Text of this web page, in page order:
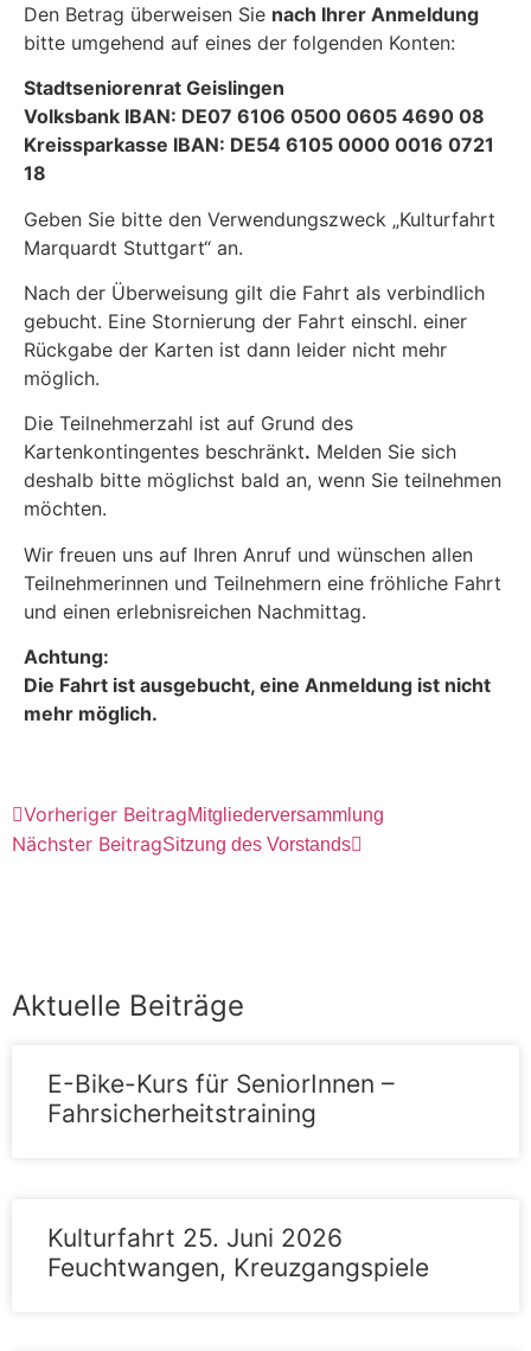
Den Betrag überweisen Sie nach Ihrer Anmeldung
bitte umgehend auf eines der folgenden Konten:
Stadtseniorenrat Geislingen
Volksbank IBAN: DE07 6106 0500 0605 4690 08
Kreissparkasse IBAN: DE54 6105 0000 0016 0721
18
Geben Sie bitte den Verwendungszweck „Kulturfahrt
Marquardt Stuttgart“ an.
Nach der Überweisung gilt die Fahrt als verbindlich
gebucht. Eine Stornierung der Fahrt einschl. einer
Rückgabe der Karten ist dann leider nicht mehr
möglich.
Die Teilnehmerzahl ist auf Grund des
Kartenkontingentes beschränkt. Melden Sie sich
deshalb bitte möglichst bald an, wenn Sie teilnehmen
möchten.
Wir freuen uns auf Ihren Anruf und wünschen allen
Teilnehmerinnen und Teilnehmern eine fröhliche Fahrt
und einen erlebnisreichen Nachmittag.
Achtung:
Die Fahrt ist ausgebucht, eine Anmeldung ist nicht
mehr möglich.
Vorheriger BeitragMitgliederversammlung
Nächster BeitragSitzung des Vorstands
Aktuelle Beiträge
E-Bike-Kurs für SeniorInnen –
Fahrsicherheitstraining
Kulturfahrt 25. Juni 2026
Feuchtwangen, Kreuzgangspiele